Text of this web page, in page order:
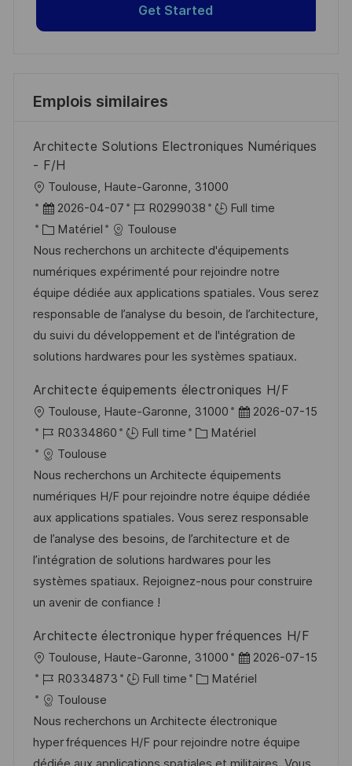
Get Started
Emplois similaires
Architecte Solutions Electroniques Numériques
- F/H
o
c
a
l
i
s
a
t
o
n
Toulouse, Haute-Garonne, 31000
D
a
t
e
d
’
a
f
i
c
h
a
g
e
2026-04-07
R
é
f
é
e
n
c
d
u
p
s
t
e
R0299038
Full time
C
a
t
é
g
o
r
e
Matériel
Toulouse
Nous recherchons un architecte d'équipements
numériques expérimenté pour rejoindre notre
équipe dédiée aux applications spatiales. Vous serez
responsable de l’analyse du besoin, de l’architecture,
du suivi du développement et de l'intégration de
solutions hardwares pour les systèmes spatiaux.
Architecte équipements électroniques H/F
o
c
a
l
i
s
a
t
i
n
Toulouse, Haute-Garonne, 31000
D
a
e
d
’
a
f
f
h
a
g
2026-07-15
R
é
f
é
r
e
n
c
e
u
p
o
s
t
e
R0334860 Full time
C
t
é
g
o
r
i
Matériel
Toulouse
Nous recherchons un Architecte équipements
numériques H/F pour rejoindre notre équipe dédiée
aux applications spatiales. Vous serez responsable
de l’analyse des besoins, de l’architecture et de
l’intégration de solutions hardwares pour les
systèmes spatiaux. Rejoignez-nous pour construire
un avenir de confiance !
Architecte électronique hyperfréquences H/F
o
c
a
l
i
Toulouse, Haute-Garonne, 31000
D
a
e
d
’
2026-07-15
R
é
f
é
r
R0334873 Full time
C
t
é
g
Matériel
Toulouse
Nous recherchons un Architecte électronique
hyperfréquences H/F pour rejoindre notre équipe